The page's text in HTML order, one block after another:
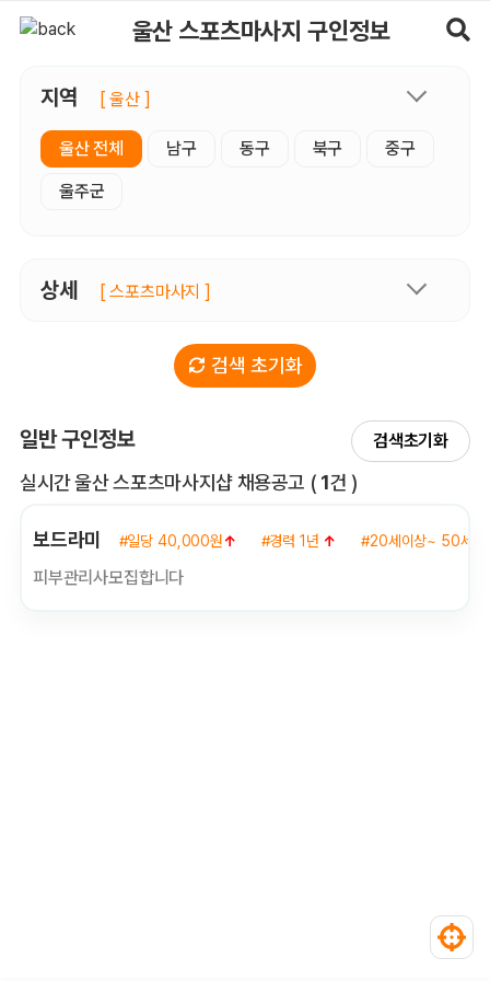
울산 스포츠마사지 구인정보
지역 [ 울산 ]
울산 전체 남구 동구 북구 중구
울주군
상세 [ 스포츠마사지 ]
검색 초기화
일반 구인정보 검색초기화
실시간 울산 스포츠마사지샵 채용공고 전체 목록
( 1건 )
보드라미 #일당 40,000원↑ #경력 1년 ↑ #20세이상~ 50세이
피부관리사모집합니다